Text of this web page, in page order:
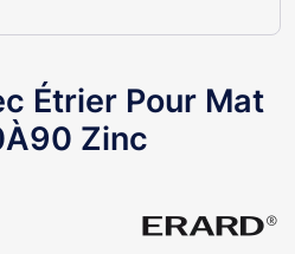
Étrier Pour Mat
Zinc